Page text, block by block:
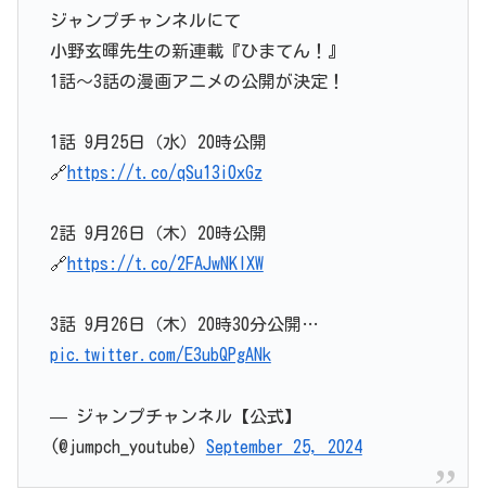
ジャンプチャンネルにて
小野玄暉先生の新連載『ひまてん！』
1話～3話の漫画アニメの公開が決定！
1話 9月25日（水）20時公開
🔗https://t.co/qSu13i0xGz
2話 9月26日（木）20時公開
🔗https://t.co/2FAJwNKIXW
3話 9月26日（木）20時30分公開…
pic.twitter.com/E3ubQPgANk
— ジャンプチャンネル【公式】
(@jumpch_youtube) September 25, 2024